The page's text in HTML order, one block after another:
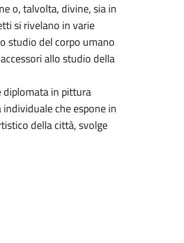
o, talvolta, divine, sia in
si rivelano in varie
studio del corpo umano
allo studio della
diplomata in pittura
che espone in
della città, svolge